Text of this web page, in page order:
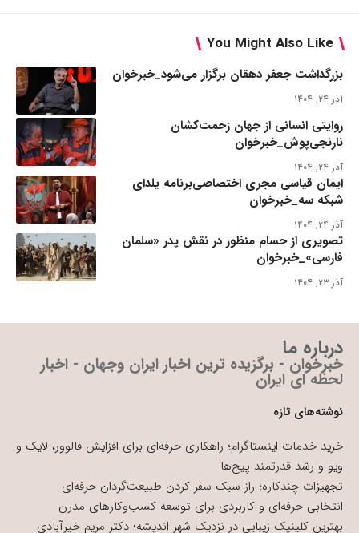
You Might Also Like
بزرگداشت جعفر دهقان برگزار می‌شود_خبرخوان
آذر ۲۴, ۱۴۰۴
روایتی انسانی از جهان زحمت‌کشان
نارنجی‌پوش_خبرخوان
آذر ۲۴, ۱۴۰۴
ایمان قیاسی مجری اختصاصی‌برنامه یلدای
شبکه سه_خبرخوان
آذر ۲۴, ۱۴۰۴
تصویری از حسام منظور در نقش پدر «سلمان
فارسی»_خبرخوان
آذر ۲۳, ۱۴۰۴
درباره ما
خبرخوان - برگزیده ترین اخبار ایران وجهان - اخبار
لحظه ای ایران
نوشته‌های تازه
خرید خدمات اینستاگرام؛ راهکاری حرفه‌ای برای افزایش فالوور، لایک و
ویو و رشد قدرتمند پیج‌ها
تجهیزات چندکاره؛ راز سبک سفر کردن طبیعت‌گردان حرفه‌ای
انتخابی حرفه‌ای و کاربردی برای توسعه کسب‌وکارهای مدرن
بهترین کلینیک زیبایی در نزدیک شهر اندیشه؛ دکتر مریم خیرآبادی